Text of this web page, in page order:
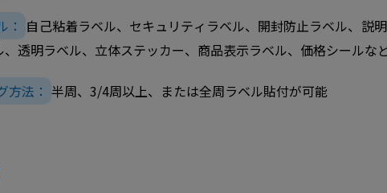
： 自己粘着ラベル、セキュリティラベル、開封防止ラベル、説
、透明ラベル、立体ステッカー、商品表示ラベル、価格シールな
方法： 半周、3/4周以上、または全周ラベル貼付が可能